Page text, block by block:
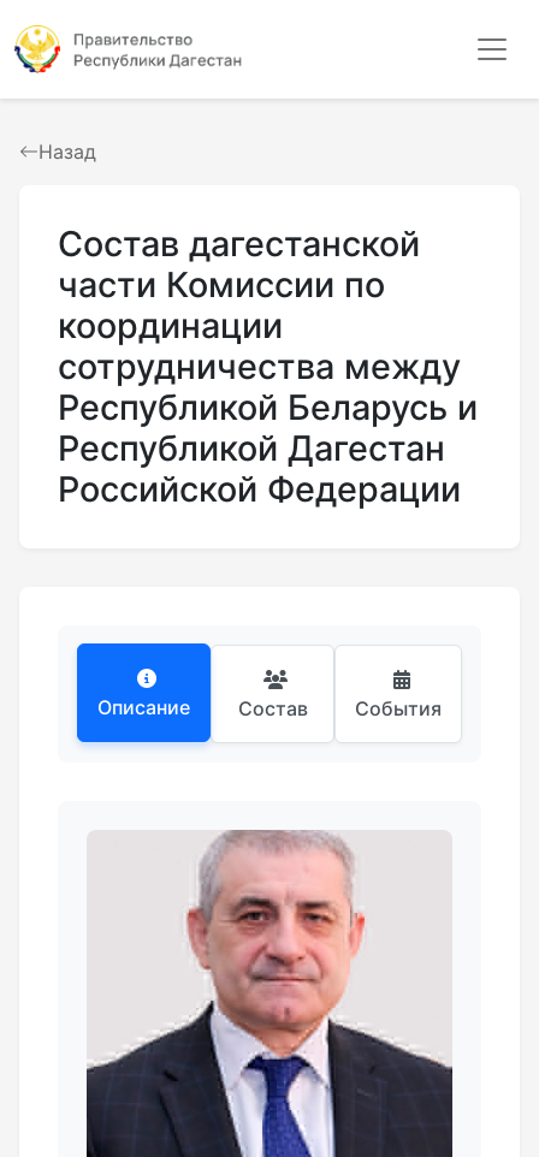
Назад
Состав дагестанской
части Комиссии по
координации
сотрудничества между
Республикой Беларусь и
Республикой Дагестан
Российской Федерации
Описание Состав События